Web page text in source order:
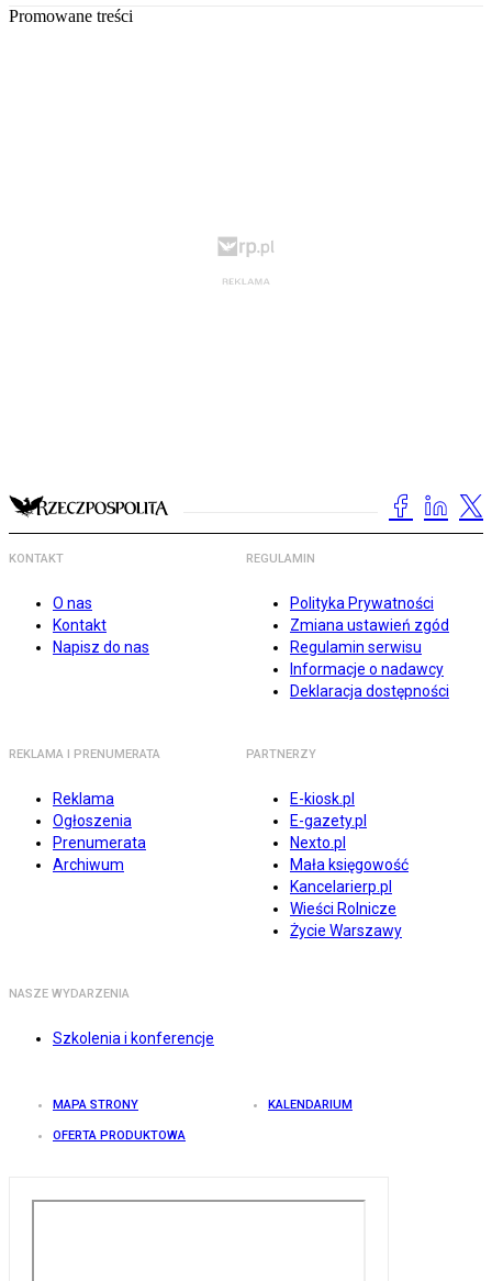
Promowane treści
KONTAKT
O nas
Kontakt
Napisz do nas
REGULAMIN
Polityka Prywatności
Zmiana ustawień zgód
Regulamin serwisu
Informacje o nadawcy
Deklaracja dostępności
REKLAMA I PRENUMERATA
Reklama
Ogłoszenia
Prenumerata
Archiwum
PARTNERZY
E-kiosk.pl
E-gazety.pl
Nexto.pl
Mała księgowość
Kancelarierp.pl
Wieści Rolnicze
Życie Warszawy
NASZE WYDARZENIA
Szkolenia i konferencje
MAPA STRONY KALENDARIUM
OFERTA PRODUKTOWA